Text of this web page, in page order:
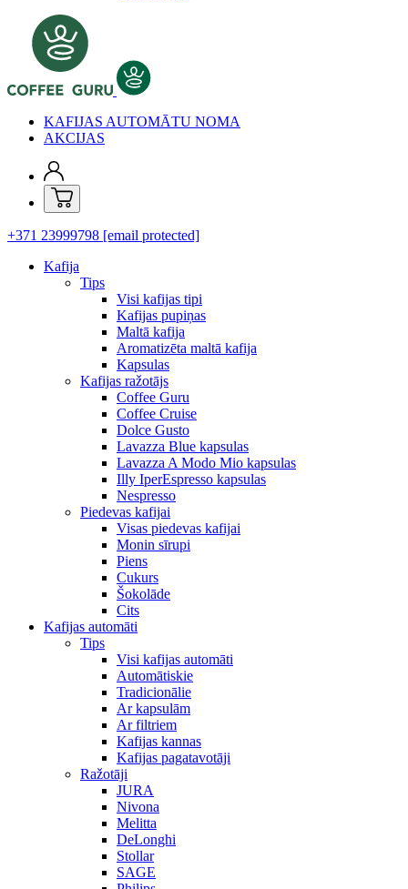
KAFIJAS AUTOMĀTU NOMA
AKCIJAS
+371 23999798 [email protected]
Kafija
Tips
Visi kafijas tipi
Kafijas pupiņas
Maltā kafija
Aromatizēta maltā kafija
Kapsulas
Kafijas ražotājs
Coffee Guru
Coffee Cruise
Dolce Gusto
Lavazza Blue kapsulas
Lavazza A Modo Mio kapsulas
Illy IperEspresso kapsulas
Nespresso
Piedevas kafijai
Visas piedevas kafijai
Monin sīrupi
Piens
Cukurs
Šokolāde
Cits
Kafijas automāti
Tips
Visi kafijas automāti
Automātiskie
Tradicionālie
Ar kapsulām
Ar filtriem
Kafijas kannas
Kafijas pagatavotāji
Ražotāji
JURA
Nivona
Melitta
DeLonghi
Stollar
SAGE